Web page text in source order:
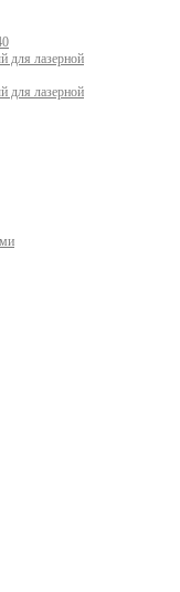
для лазерной
для лазерной